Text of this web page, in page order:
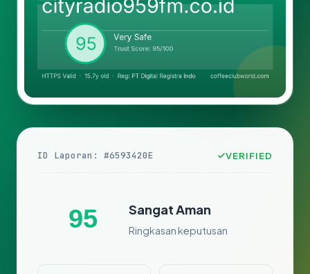
ID Laporan: #6593420E VERIFIED
95 Sangat Aman
Ringkasan keputusan